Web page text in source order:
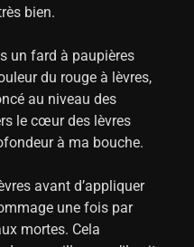
bien.
un fard à paupières
du rouge à lèvres,
au niveau des
le cœur des lèvres
à ma bouche.
avant d’appliquer
une fois par
mortes. Cela